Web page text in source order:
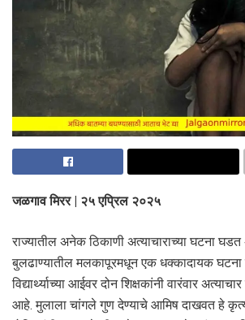
जळगाव मिरर | २५ एप्रिल २०२५
राज्यातील अनेक ठिकाणी अत्याचाराच्या घटना
बुलढाण्यातील‎ मलकापूरमधून एक धक्कादायक
विद्यार्थ्याच्या आईवर दोन शिक्षकांनी वारंवार
आहे. मुलाला चांगले गुण देण्याचे आमिष दाखवत हे कृत्य